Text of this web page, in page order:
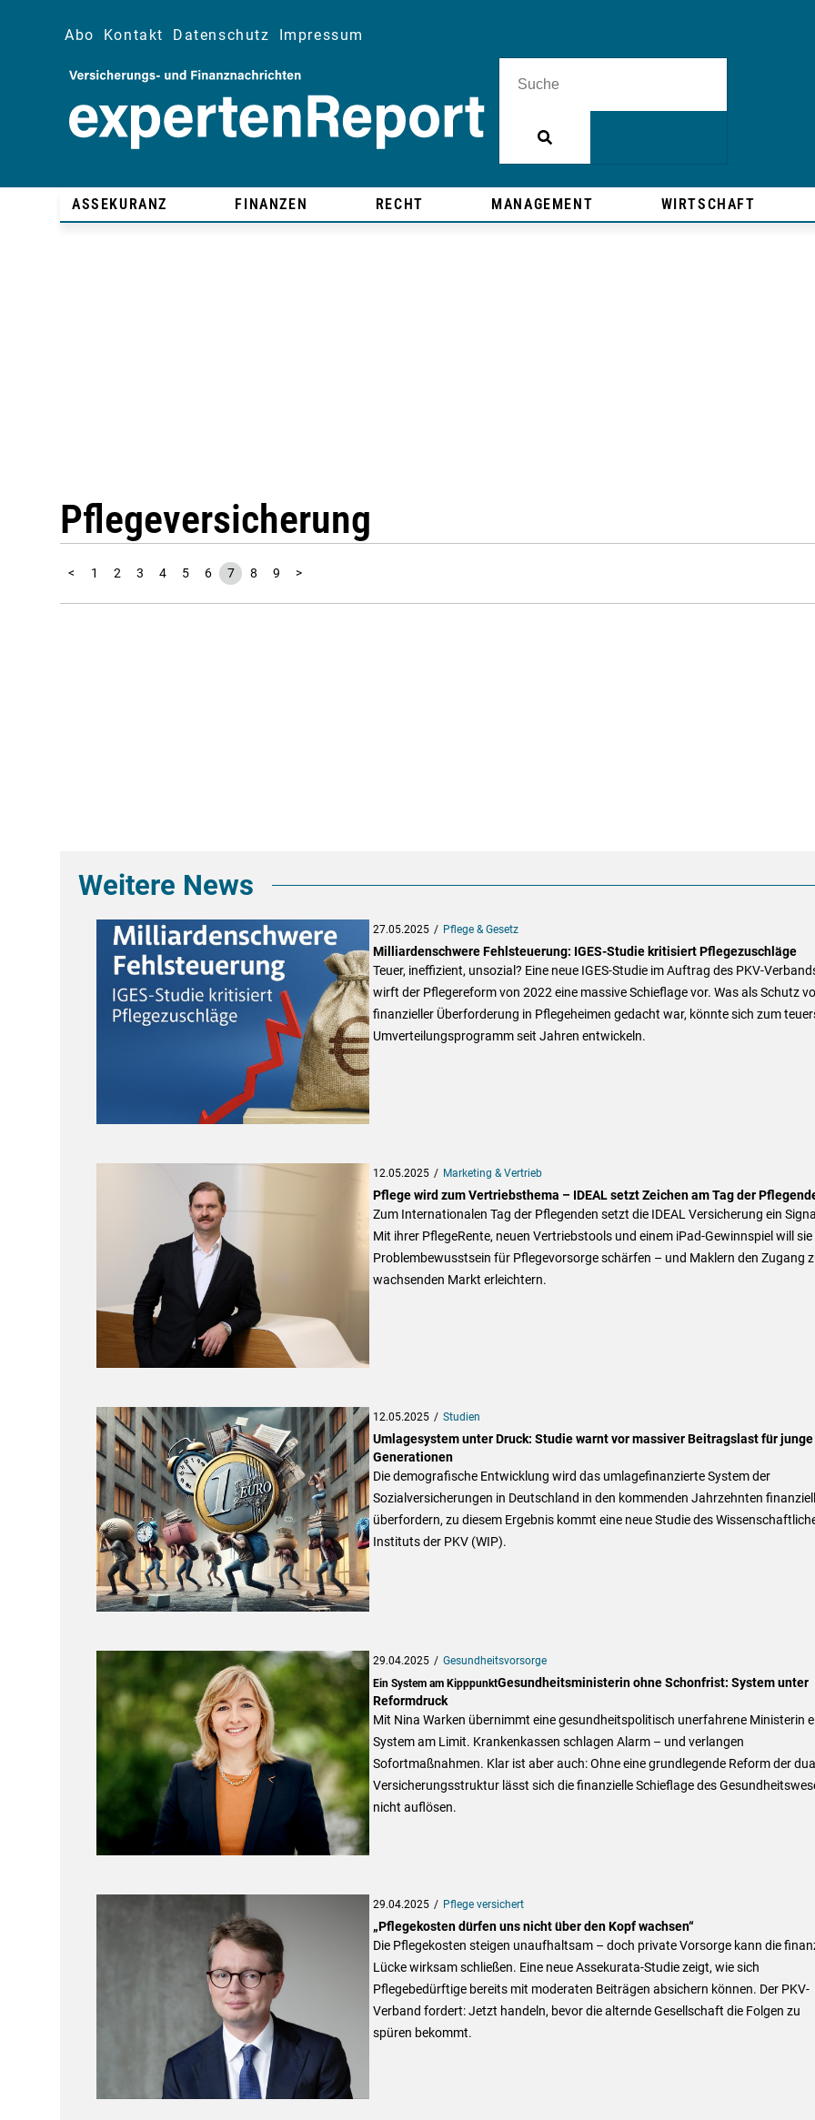
Abo Kontakt Datenschutz Impressum
ASSEKURANZ FINANZEN RECHT MANAGEMENT WIRTSCHAFT
Pflegeversicherung
< 1 2 3 4 5 6 7 8 9 >
Weitere News
27.05.2025 Pflege & Gesetz
Milliardenschwere Fehlsteuerung: IGES-Studie kritisiert Pflegezuschläge
Teuer, ineffizient, unsozial? Eine neue IGES-Studie im Auftrag des PKV-
wirft der Pflegereform von 2022 eine massive Schieflage vor. Was als Schutz
finanzieller Überforderung in Pflegeheimen gedacht war, könnte sich zum
Umverteilungsprogramm seit Jahren entwickeln.
12.05.2025 Marketing & Vertrieb
Pflege wird zum Vertriebsthema – IDEAL setzt Zeichen am Tag der
Zum Internationalen Tag der Pflegenden setzt die IDEAL Versicherung ein
Mit ihrer PflegeRente, neuen Vertriebstools und einem iPad-Gewinnspiel will sie
Problembewusstsein für Pflegevorsorge schärfen – und Maklern den Zugang
wachsenden Markt erleichtern.
12.05.2025 Studien
Umlagesystem unter Druck: Studie warnt vor massiver Beitragslast für junge
Generationen
Die demografische Entwicklung wird das umlagefinanzierte System der
Sozialversicherungen in Deutschland in den kommenden Jahrzehnten finanziell
überfordern, zu diesem Ergebnis kommt eine neue Studie des
Instituts der PKV (WIP).
29.04.2025
Gesundheitsvorsorge
Ein System am KipppunktGesundheitsministerin ohne Schonfrist: System unter
Reformdruck
Mit Nina Warken übernimmt eine gesundheitspolitisch unerfahrene Ministerin
System am Limit. Krankenkassen schlagen Alarm – und verlangen
Sofortmaßnahmen. Klar ist aber auch: Ohne eine grundlegende Reform der
Versicherungsstruktur lässt sich die finanzielle Schieflage des
nicht auflösen.
29.04.2025 Pflege versichert
„Pflegekosten dürfen uns nicht über den Kopf wachsen“
Die Pflegekosten steigen unaufhaltsam – doch private Vorsorge kann die
Lücke wirksam schließen. Eine neue Assekurata-Studie zeigt, wie sich
Pflegebedürftige bereits mit moderaten Beiträgen absichern können. Der PKV-
Verband fordert: Jetzt handeln, bevor die alternde Gesellschaft die Folgen zu
spüren bekommt.